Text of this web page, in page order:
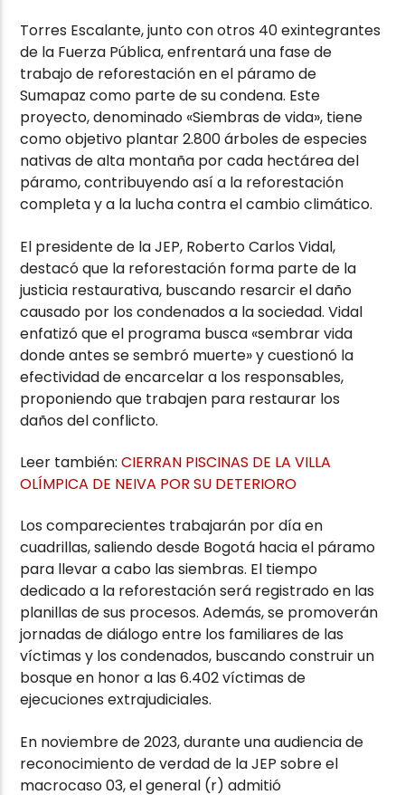
Torres Escalante, junto con otros 40 exintegrantes
de la Fuerza Pública, enfrentará una fase de
trabajo de reforestación en el páramo de
Sumapaz como parte de su condena. Este
proyecto, denominado «Siembras de vida», tiene
como objetivo plantar 2.800 árboles de especies
nativas de alta montaña por cada hectárea del
páramo, contribuyendo así a la reforestación
completa y a la lucha contra el cambio climático.
El presidente de la JEP, Roberto Carlos Vidal,
destacó que la reforestación forma parte de la
justicia restaurativa, buscando resarcir el daño
causado por los condenados a la sociedad. Vidal
enfatizó que el programa busca «sembrar vida
donde antes se sembró muerte» y cuestionó la
efectividad de encarcelar a los responsables,
proponiendo que trabajen para restaurar los
daños del conflicto.
Leer también:CIERRAN PISCINAS DE LA VILLA
OLÍMPICA DE NEIVA POR SU DETERIORO
Los comparecientes trabajarán por día en
cuadrillas, saliendo desde Bogotá hacia el páramo
para llevar a cabo las siembras. El tiempo
dedicado a la reforestación será registrado en las
planillas de sus procesos. Además, se promoverán
jornadas de diálogo entre los familiares de las
víctimas y los condenados, buscando construir un
bosque en honor a las 6.402 víctimas de
ejecuciones extrajudiciales.
En noviembre de 2023, durante una audiencia de
reconocimiento de verdad de la JEP sobre el
macrocaso 03, el general (r) admitió